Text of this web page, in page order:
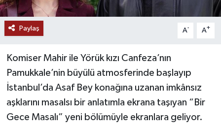
Paylaş A- A+
Komiser Mahir ile Yörük kızı Canfeza’nın
Pamukkale’nin büyülü atmosferinde başlayıp
İstanbul’da Asaf Bey konağına uzanan imkânsız
aşklarını masalsı bir anlatımla ekrana taşıyan “Bir
Gece Masalı” yeni bölümüyle ekranlara geliyor.